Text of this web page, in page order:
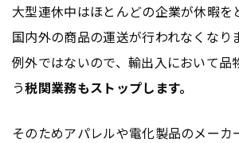
大型連休中はほとんどの企業が休暇を
国内外の商品の運送が行われなくなり
例外ではないので、輸出入において品
う税関業務もストップします。
そのためアパレルや電化製品のメーカ